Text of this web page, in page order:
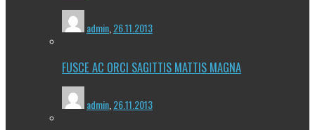
admin 26.11.2013
FUSCE AC ORCI SAGITTIS MATTIS MAGNA
admin,26.11.2013